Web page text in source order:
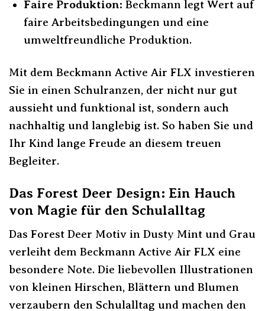
Faire Produktion: Beckmann legt Wert auf
faire Arbeitsbedingungen und eine
umweltfreundliche Produktion.
Mit dem Beckmann Active Air FLX investieren
Sie in einen Schulranzen, der nicht nur gut
aussieht und funktional ist, sondern auch
nachhaltig und langlebig ist. So haben Sie und
Ihr Kind lange Freude an diesem treuen
Begleiter.
Das Forest Deer Design: Ein Hauch
von Magie für den Schulalltag
Das Forest Deer Motiv in Dusty Mint und Grau
verleiht dem Beckmann Active Air FLX eine
besondere Note. Die liebevollen Illustrationen
von kleinen Hirschen, Blättern und Blumen
verzaubern den Schulalltag und machen den